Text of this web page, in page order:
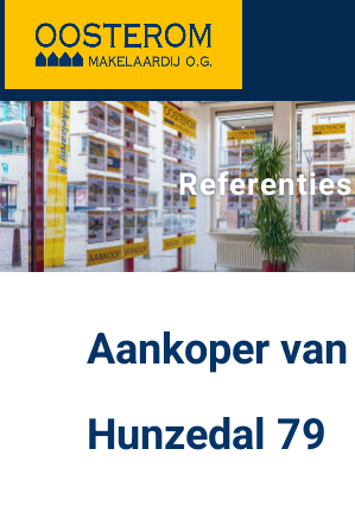
Referenties
Aankoper van
Hunzedal 79